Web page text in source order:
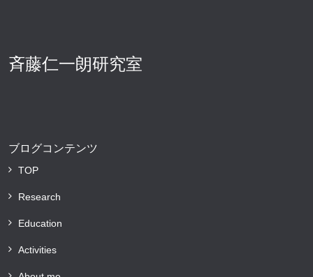
斉藤仁一朗研究室
ブログコンテンツ
TOP
Research
Education
Activities